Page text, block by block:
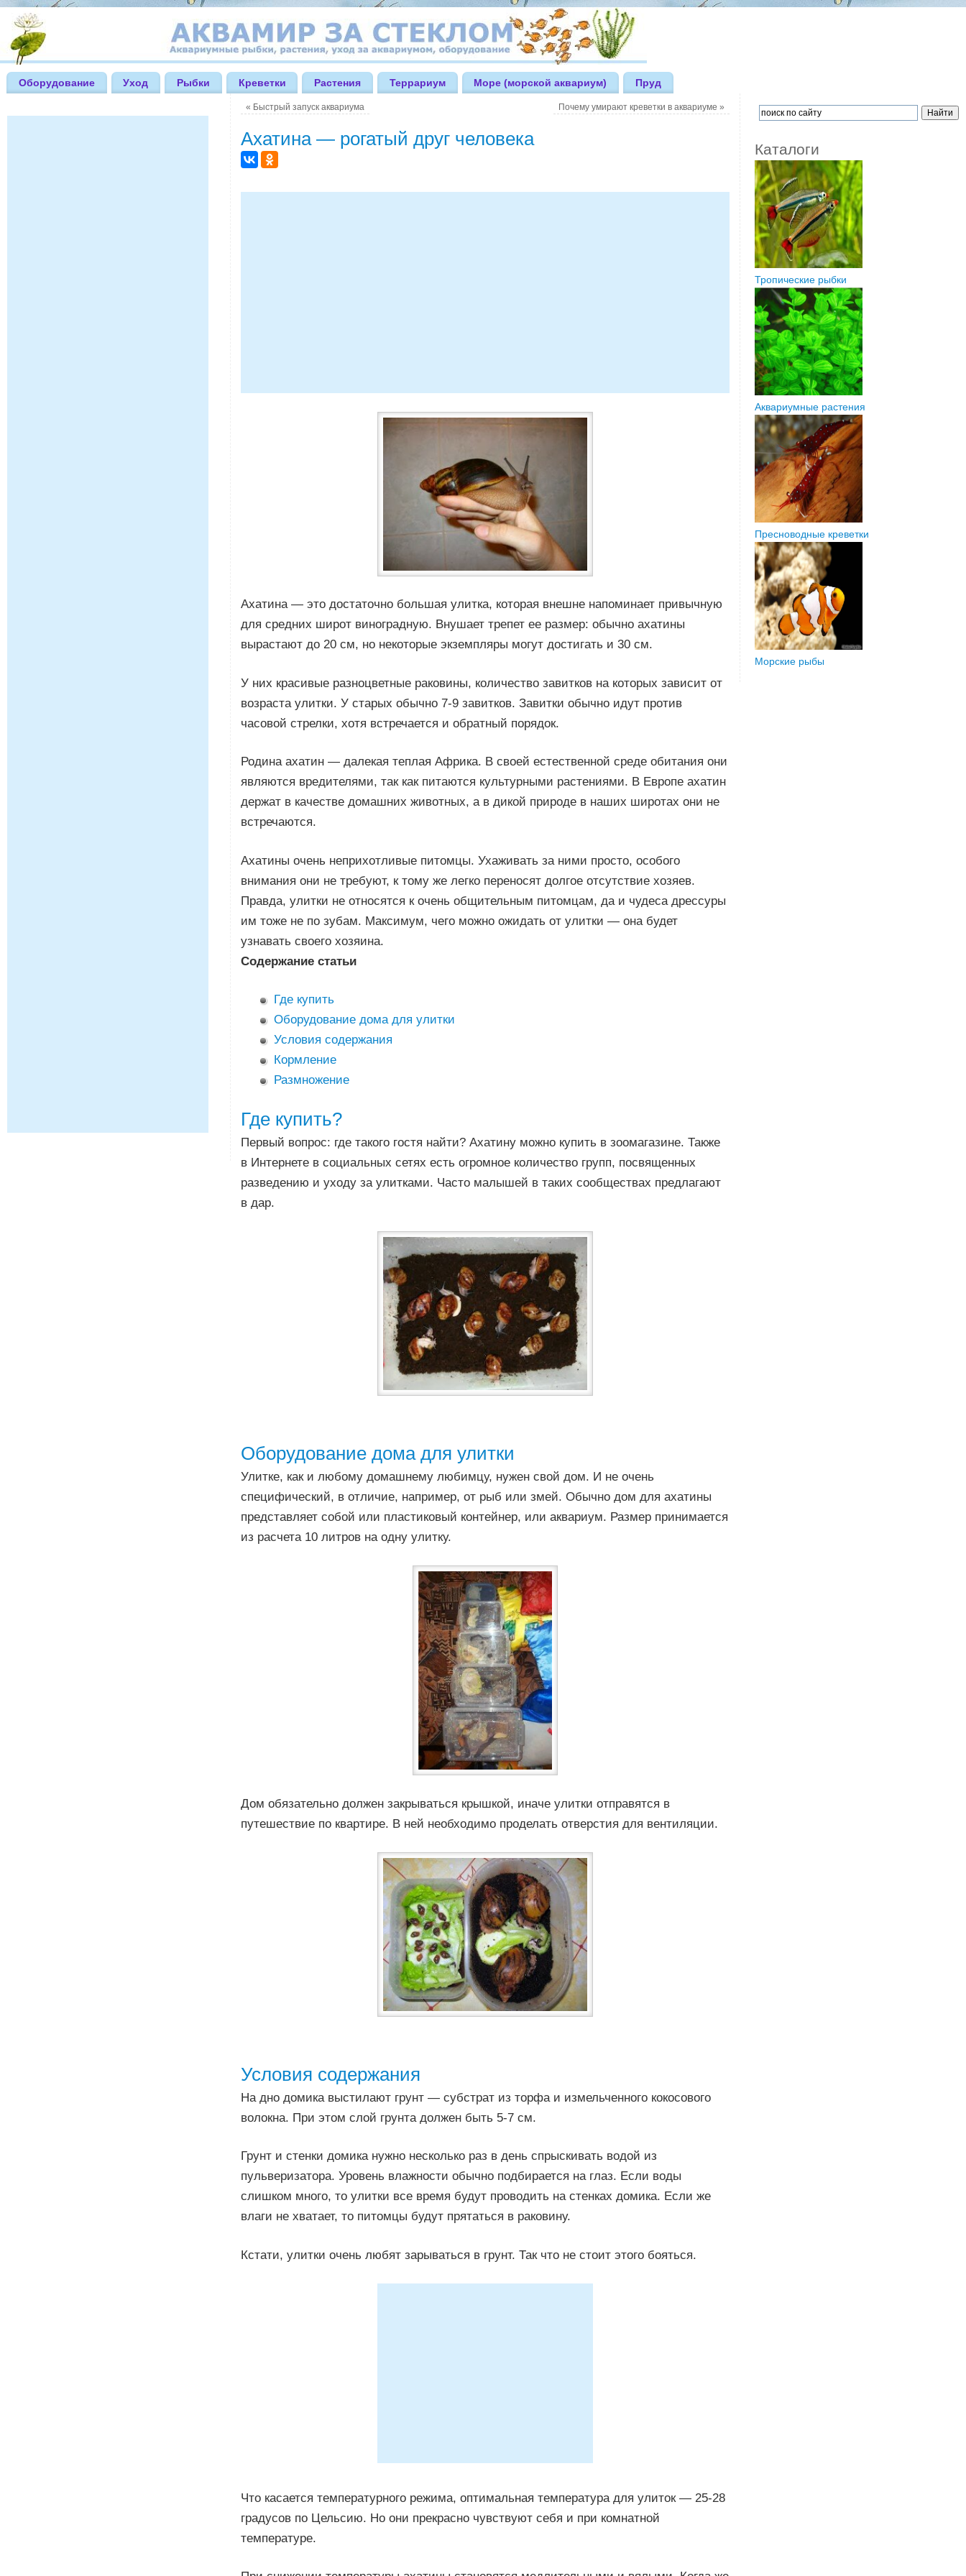
Оборудование Уход Рыбки Креветки Растения Террариум Море (морской аквариум) Пруд
« Быстрый запуск аквариума Почему умирают креветки в аквариуме»
Ахатина — рогатый друг человека
Ахатина — это достаточно большая улитка, которая внешне напоминает привычную
для средних широт виноградную. Внушает трепет ее размер: обычно ахатины
вырастают до 20 см, но некоторые экземпляры могут достигать и 30 см.
У них красивые разноцветные раковины, количество завитков на которых зависит от
возраста улитки. У старых обычно 7-9 завитков. Завитки обычно идут против
часовой стрелки, хотя встречается и обратный порядок.
Родина ахатин — далекая теплая Африка. В своей естественной среде обитания они
являются вредителями, так как питаются культурными растениями. В Европе ахатин
держат в качестве домашних животных, а в дикой природе в наших широтах они не
встречаются.
Ахатины очень неприхотливые питомцы. Ухаживать за ними просто, особого
внимания они не требуют, к тому же легко переносят долгое отсутствие хозяев.
Правда, улитки не относятся к очень общительным питомцам, да и чудеса дрессуры
им тоже не по зубам. Максимум, чего можно ожидать от улитки — она будет
узнавать своего хозяина.
Содержание статьи
Где купить
Оборудование дома для улитки
Условия содержания
Кормление
Размножение
Где купить?
Первый вопрос: где такого гостя найти? Ахатину можно купить в зоомагазине. Также
в Интернете в социальных сетях есть огромное количество групп, посвященных
разведению и уходу за улитками. Часто малышей в таких сообществах предлагают
в дар.
Оборудование дома для улитки
Улитке, как и любому домашнему любимцу, нужен свой дом. И не очень
специфический, в отличие, например, от рыб или змей. Обычно дом для ахатины
представляет собой или пластиковый контейнер, или аквариум. Размер принимается
из расчета 10 литров на одну улитку.
Дом обязательно должен закрываться крышкой, иначе улитки отправятся в
путешествие по квартире. В ней необходимо проделать отверстия для вентиляции.
Условия содержания
На дно домика выстилают грунт — субстрат из торфа и измельченного кокосового
волокна. При этом слой грунта должен быть 5-7 см.
Грунт и стенки домика нужно несколько раз в день спрыскивать водой из
пульверизатора. Уровень влажности обычно подбирается на глаз. Если воды
слишком много, то улитки все время будут проводить на стенках домика. Если же
влаги не хватает, то питомцы будут прятаться в раковину.
Кстати, улитки очень любят зарываться в грунт. Так что не стоит этого бояться.
Что касается температурного режима, оптимальная температура для улиток — 25-28
градусов по Цельсию. Но они прекрасно чувствуют себя и при комнатной
температуре.
Каталоги
Тропические рыбки
Аквариумные растения
Пресноводные креветки
Морские рыбы